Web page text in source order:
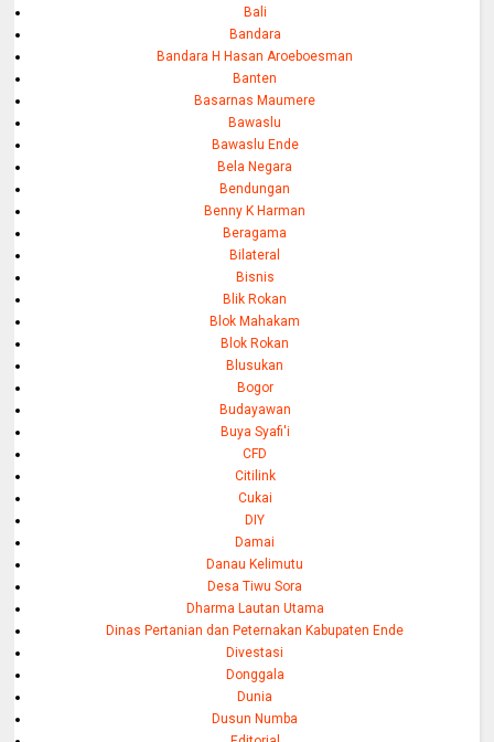
Bali
Bandara
Bandara H Hasan Aroeboesman
Banten
Basarnas Maumere
Bawaslu
Bawaslu Ende
Bela Negara
Bendungan
Benny K Harman
Beragama
Bilateral
Bisnis
Blik Rokan
Blok Mahakam
Blok Rokan
Blusukan
Bogor
Budayawan
Buya Syafi'i
CFD
Citilink
Cukai
DIY
Damai
Danau Kelimutu
Desa Tiwu Sora
Dharma Lautan Utama
Dinas Pertanian dan Peternakan Kabupaten Ende
Divestasi
Donggala
Dunia
Dusun Numba